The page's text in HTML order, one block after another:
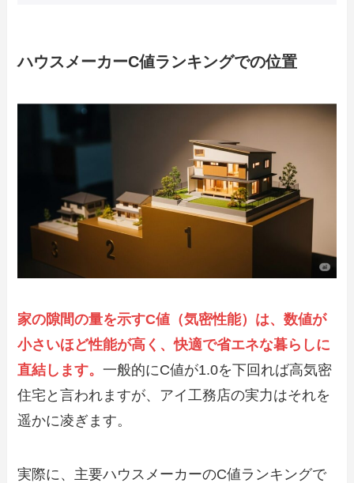
ハウスメーカーC値ランキングでの位置
家の隙間の量を示すC値（気密性能）は、数値が
小さいほど性能が高く、快適で省エネな暮らしに
直結します。一般的にC値が1.0を下回れば高気密
住宅と言われますが、アイ工務店の実力はそれを
遥かに凌ぎます。
実際に、主要ハウスメーカーのC値ランキングで